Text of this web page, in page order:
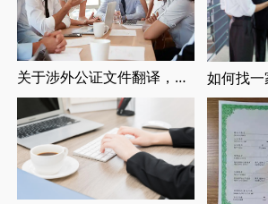
关于涉外公证文件翻译，涉外婚姻登记，留学翻译介绍